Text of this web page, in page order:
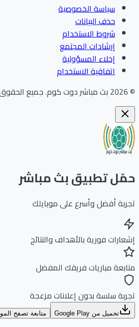
سياسة الخصوصية
حذف البيانات
شروط الاستخدام
إرشادات المجتمع
إخلاء المسؤولية
اتفاقية الاستخدام
بث مباشر دوت كوم.جميع الحقوق
تطبيق بث مباشر
أفضل وأسرع على موبايلك
فورية بالأهداف والنتائج
مباريات فريقك المفضل
سلسة بدون إعلانات مزعجة
تحميل من Google Play متابعة تصفح الموقع